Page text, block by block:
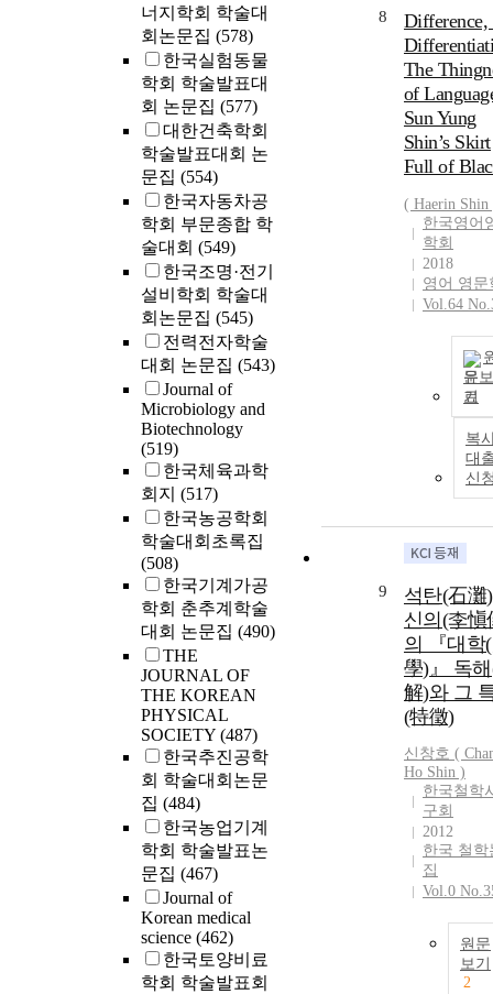
너지학회 학술대
회논문집 (578)
한국실험동물
학회 학술발표대
회 논문집 (577)
대한건축학회
학술발표대회 논
문집 (554)
한국자동차공
학회 부문종합 학
술대회 (549)
한국조명·전기
설비학회 학술대
회논문집 (545)
전력전자학술
대회 논문집 (543)
Journal of
Microbiology and
Biotechnology
(519)
한국체육과학
회지 (517)
한국농공학회
학술대회초록집
(508)
한국기계가공
학회 춘추계학술
대회 논문집 (490)
THE
JOURNAL OF
THE KOREAN
PHYSICAL
SOCIETY (487)
한국추진공학
회 학술대회논문
집 (484)
한국농업기계
학회 학술발표논
문집 (467)
Journal of
Korean medical
science (462)
한국토양비료
학회 학술발표회
8
Difference,
The
of
Sun Yung
Shin’s Skirt
Full of
( Haerin Shin
한국영어
학회
2018
영어 영문
Vol.64
문보
기
복
대
신
9
석탄(石灘
신의(李愼
의 『대학
學)』 독
解)와 그
(特徵)
신창호 (
Ho Shin )
한국철학
구회
2012
한국 철학
집
Vol.0
원문
보기
2